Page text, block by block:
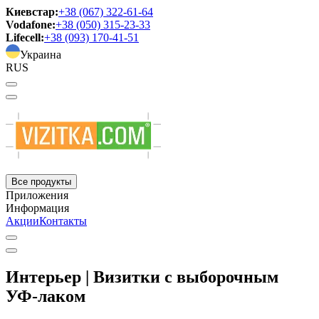
Киевстар:+38 (067) 322-61-64
Vodafone:+38 (050) 315-23-33
Lifecell:+38 (093) 170-41-51
Украина
RUS
Все продукты
Приложения
Информация
АкцииКонтакты
Интерьер | Визитки с выборочным
УФ-лаком